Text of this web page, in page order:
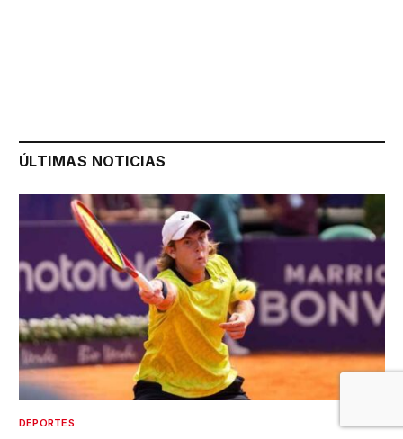
ÚLTIMAS NOTICIAS
DEPORTES